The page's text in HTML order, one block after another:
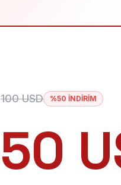
100 USD %50 İNDİRİM
50